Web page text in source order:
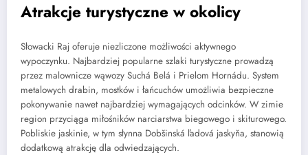
Atrakcje turystyczne w okolicy
Słowacki Raj oferuje niezliczone możliwości aktywnego
wypoczynku. Najbardziej popularne szlaki turystyczne prowadzą
przez malownicze wąwozy Suchá Belá i Prielom Hornádu. System
metalowych drabin, mostków i łańcuchów umożliwia bezpieczne
pokonywanie nawet najbardziej wymagających odcinków. W zimie
region przyciąga miłośników narciarstwa biegowego i skiturowego.
Pobliskie jaskinie, w tym słynna Dobšinská ľadová jaskyňa, stanowią
dodatkową atrakcję dla odwiedzających.